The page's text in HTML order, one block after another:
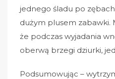
jednego śladu po
dużym plusem zabawki.
że podczas wyjadania
oberwą brzegi dziurki,
Podsumowując –